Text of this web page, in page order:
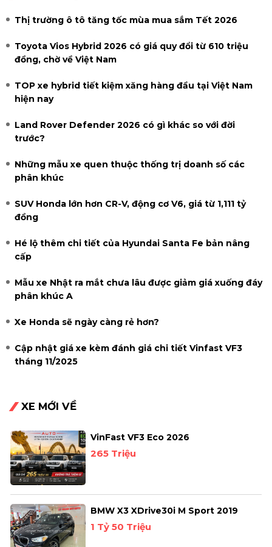
Thị trường ô tô tăng tốc mùa mua sắm Tết 2026
Toyota Vios Hybrid 2026 có giá quy đổi từ 610 triệu
đồng, chờ về Việt Nam
TOP xe hybrid tiết kiệm xăng hàng đầu tại Việt Nam
hiện nay
Land Rover Defender 2026 có gì khác so với đời
trước?
Những mẫu xe quen thuộc thống trị doanh số các
phân khúc
SUV Honda lớn hơn CR-V, động cơ V6, giá từ 1,111 tỷ
đồng
Hé lộ thêm chi tiết của Hyundai Santa Fe bản nâng
cấp
Mẫu xe Nhật ra mắt chưa lâu được giảm giá xuống đáy
phân khúc A
Xe Honda sẽ ngày càng rẻ hơn?
Cập nhật giá xe kèm đánh giá chi tiết Vinfast VF3
tháng 11/2025
XE MỚI VỀ
VinFast VF3 Eco 2026
265 Triệu
BMW X3 XDrive30i M Sport 2019
1 Tỷ 50 Triệu